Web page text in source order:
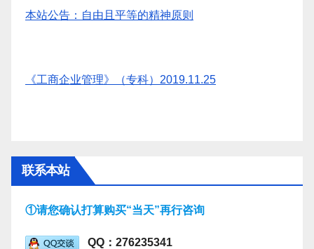
本站公告：自由且平等的精神原则
《工商企业管理》（专科）2019.11.25
联系本站
①请您确认打算购买“当天”再行咨询
QQ：276235341